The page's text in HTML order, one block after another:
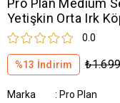
Pro Plan Medium
Yetişkin Orta Irk
0.0
%13 İndirim
Marka : Pro Plan